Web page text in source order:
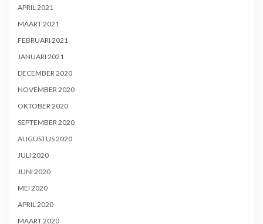
APRIL 2021
MAART 2021
FEBRUARI 2021
JANUARI 2021
DECEMBER 2020
NOVEMBER 2020
OKTOBER 2020
SEPTEMBER 2020
AUGUSTUS 2020
JULI 2020
JUNI 2020
MEI 2020
APRIL 2020
MAART 2020